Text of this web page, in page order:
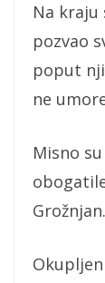
Na
pozvao
poput
ne
Misno
Grožnjan.